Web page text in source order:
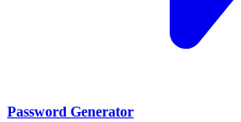
Password Generator